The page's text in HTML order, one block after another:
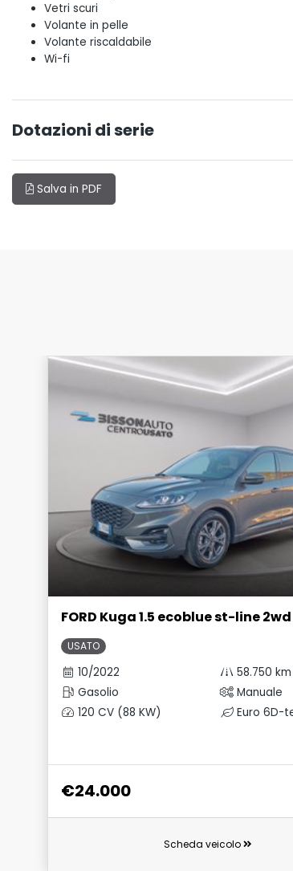
Vetri scuri
Volante in pelle
Volante riscaldabile
Wi-fi
Dotazioni di serie
Salva in PDF
FORD Kuga 1.5 ecoblue st-line
USATO
10/2022
58.750 km
Gasolio
Manuale
120 CV (88 KW)
Euro 6D-
€24.000
Scheda veicolo